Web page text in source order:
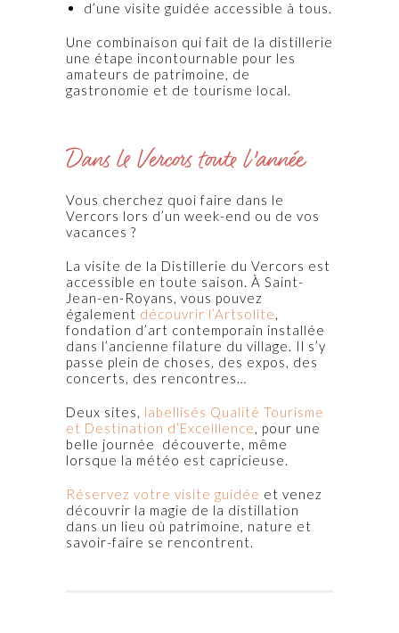
d’une visite guidée accessible à tous.
Une combinaison qui fait de la distillerie
une étape incontournable pour les
amateurs de patrimoine, de
gastronomie et de tourisme local.
Dans le Vercors toute l’année
Vous cherchez quoi faire dans le
Vercors lors d’un week-end ou de vos
vacances ?
La visite de la Distillerie du Vercors est
accessible en toute saison. À Saint-
Jean-en-Royans, vous pouvez
également découvrir l’Artsolite,
fondation d’art contemporain installée
dans l’ancienne filature du village. Il s’y
passe plein de choses, des expos, des
concerts, des rencontres…
Deux sites, labellisés Qualité Tourisme
et Destination d’Excelllence, pour une
belle journée découverte, même
lorsque la météo est capricieuse.
Réservez votre visite guidée et venez
découvrir la magie de la distillation
dans un lieu où patrimoine, nature et
savoir-faire se rencontrent.